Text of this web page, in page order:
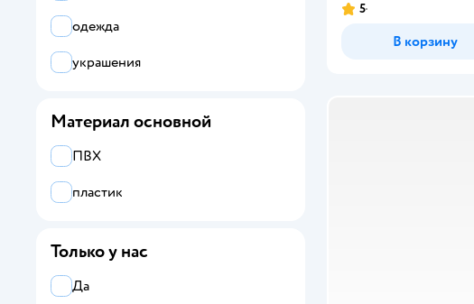
5
В корзину
одежда
украшения
Материал основной
ПВХ
пластик
Только у нас
Да